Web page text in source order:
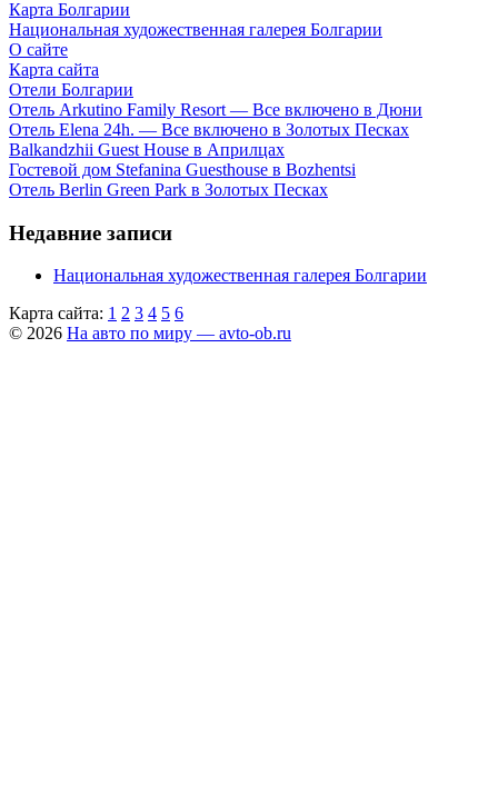
Карта Болгарии
Национальная художественная галерея Болгарии
О сайте
Карта сайта
Отели Болгарии
Отель Arkutino Family Resort — Все включено в Дюни
Отель Elena 24h. — Все включено в Золотых Песках
Balkandzhii Guest House в Априлцах
Гостевой дом Stefanina Guesthouse в Bozhentsi
Отель Berlin Green Park в Золотых Песках
Недавние записи
Национальная художественная галерея Болгарии
Карта сайта: 1 2 3 4 5 6
© 2026 На авто по миру — avto-ob.ru